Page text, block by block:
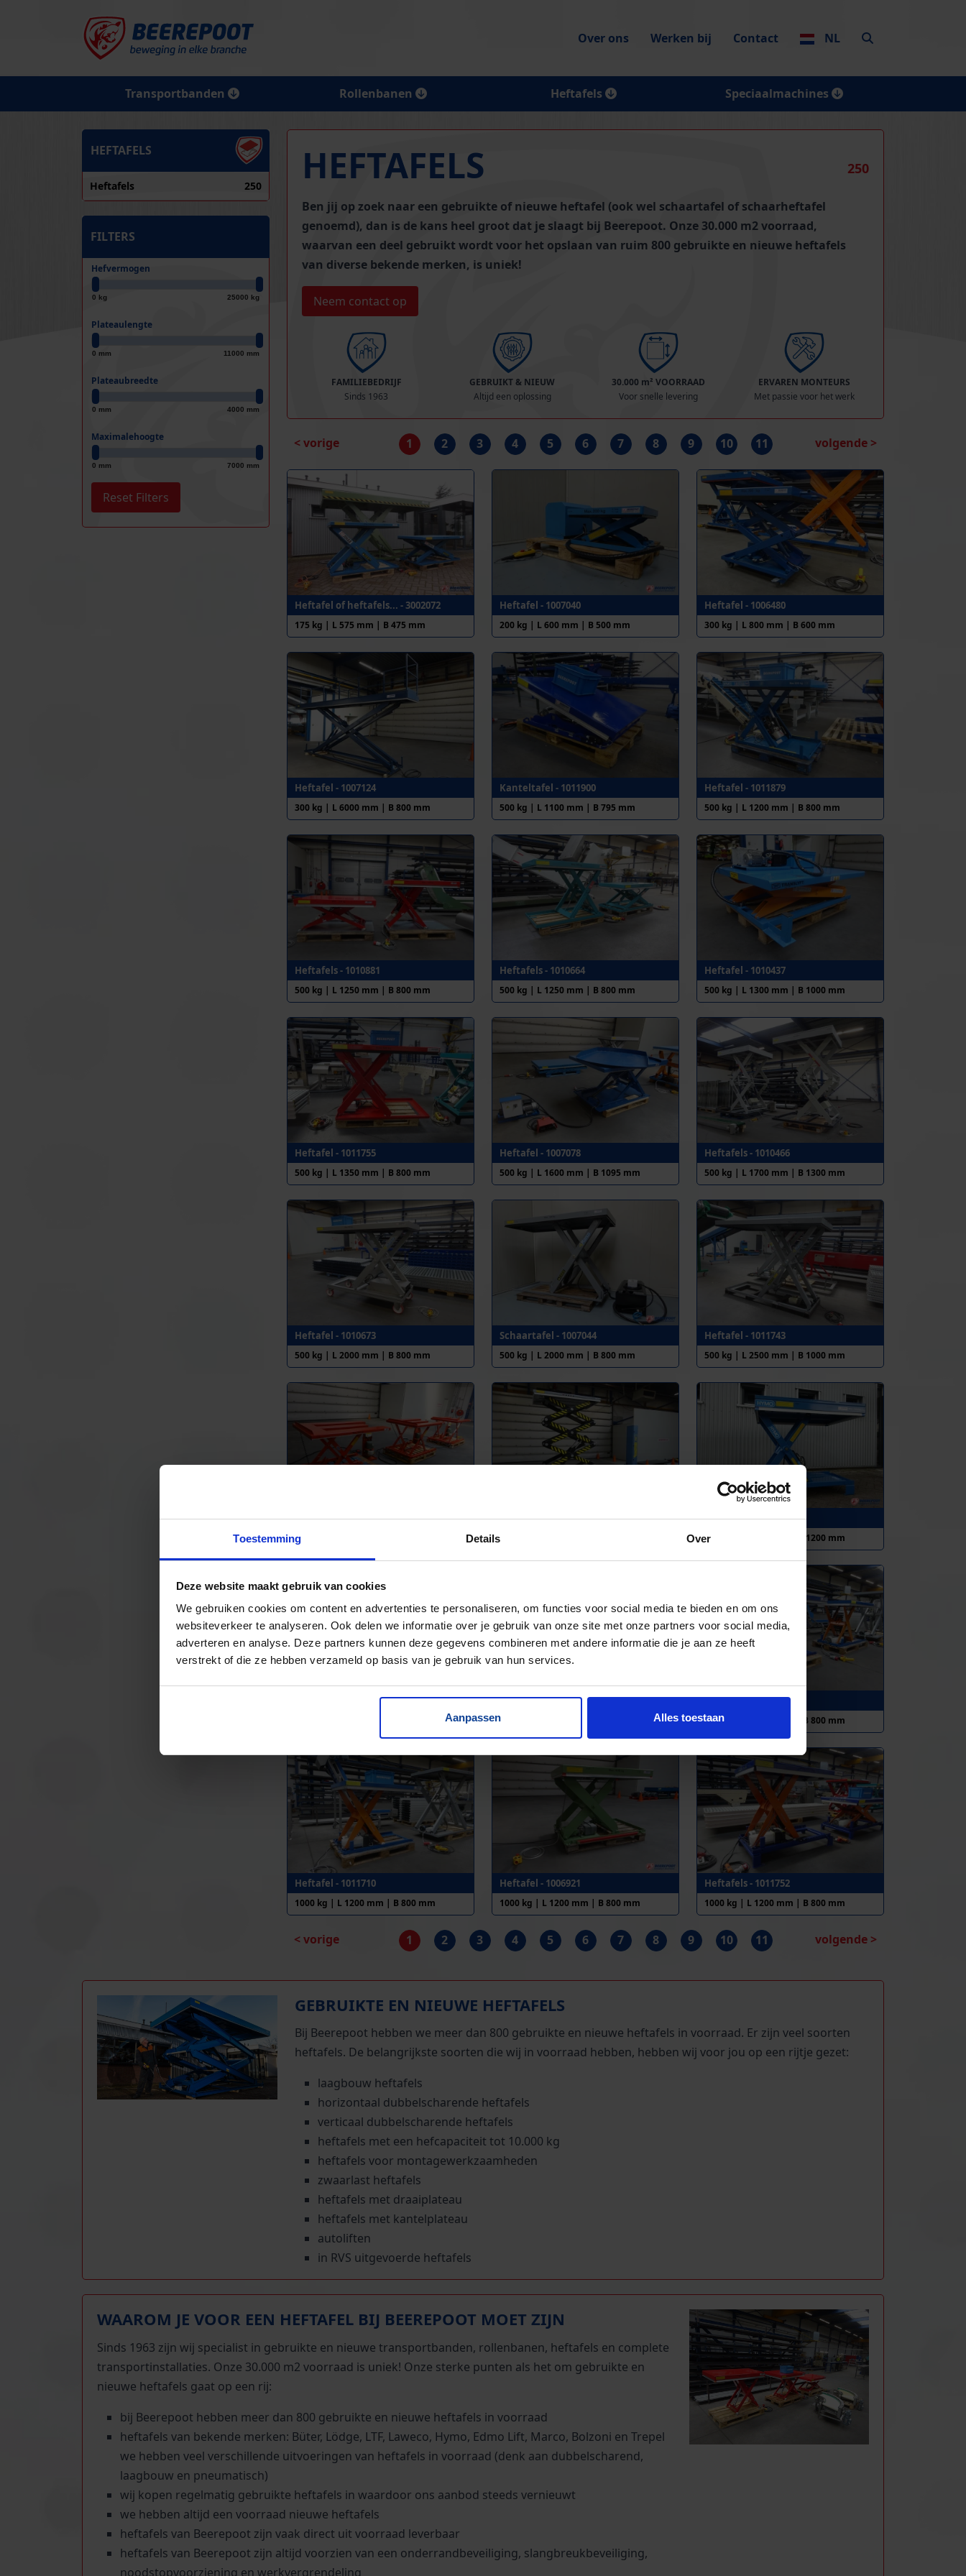
Toestemming Details Over
Deze website maakt gebruik van cookies
We gebruiken cookies om content en advertenties te personaliseren, om functies voor social media te bieden en om ons
websiteverkeer te analyseren. Ook delen we informatie over je gebruik van onze site met onze partners voor social media,
adverteren en analyse. Deze partners kunnen deze gegevens combineren met andere informatie die je aan ze heeft
verstrekt of die ze hebben verzameld op basis van je gebruik van hun services.
Aanpassen Alles toestaan
Over ons Werken bij Contact NL
Transportbanden Rollenbanen Heftafels Speciaalmachines
HEFTAFELS
Heftafels 250
FILTERS
Hefvermogen
0 kg 25000 kg
Plateaulengte
0 mm 11000 mm
Plateaubreedte
0 mm 4000 mm
Maximalehoogte
0 mm 7000 mm
250
HEFTAFELS
Ben jij op zoek naar een gebruikte of nieuwe heftafel (ook wel schaartafel of schaarheftafel
genoemd), dan is de kans heel groot dat je slaagt bij Beerepoot. Onze 30.000 m2 voorraad,
waarvan een deel gebruikt wordt voor het opslaan van ruim 800 gebruikte en nieuwe heftafels
van diverse bekende merken, is uniek!
Neem contact op
FAMILIEBEDRIJF
Sinds 1963
GEBRUIKT & NIEUW
Altijd een oplossing
30.000 m² VOORRAAD
Voor snelle levering
ERVAREN MONTEURS
Met passie voor het werk
< vorige 1 2 3 4 5 6 7 8 9 10 11 volgende >
Heftafel of heftafels... - 3002072
175 kg | L 575 mm | B 475 mm
Heftafel - 1007040
200 kg | L 600 mm | B 500 mm
Heftafel - 1006480
300 kg | L 800 mm | B 600 mm
Heftafel - 1007124
300 kg | L 6000 mm | B 800 mm
Kanteltafel - 1011900
500 kg | L 1100 mm | B 795 mm
Heftafel - 1011879
500 kg | L 1200 mm | B 800 mm
Heftafels - 1010881
500 kg | L 1250 mm | B 800 mm
Heftafels - 1010664
500 kg | L 1250 mm | B 800 mm
Heftafel - 1010437
500 kg | L 1300 mm | B 1000 mm
Heftafel - 1011755
500 kg | L 1350 mm | B 800 mm
Heftafel - 1007078
500 kg | L 1600 mm | B 1095 mm
Heftafels - 1010466
500 kg | L 1700 mm | B 1300 mm
Heftafel - 1010673
500 kg | L 2000 mm | B 800 mm
Schaartafel - 1007044
500 kg | L 2000 mm | B 800 mm
Heftafel - 1011743
500 kg | L 2500 mm | B 1000 mm
Heftafel - 1007417
600 kg | L 1325 mm | B 955 mm
Heftafel - 1006926
800 kg | L 1700 mm | B 1000 mm
Heftafel - 1007048
1000 kg | L 900 mm | B 1200 mm
Heftafels - 1006238 Heftafels - 1011878
1000 kg | L 1200 mm | B 800 mm
Heftafel - 1011711
1000 kg | L 1200 mm | B 800 mm
Heftafel - 1011710
1000 kg | L 1200 mm | B 800 mm
Heftafel - 1006921
1000 kg | L 1200 mm | B 800 mm
Heftafels - 1011752
1000 kg | L 1200 mm | B 800 mm
< vorige 1 2 3 4 5 6 7 8 9 10 11 volgende >
GEBRUIKTE EN NIEUWE HEFTAFELS
Bij Beerepoot hebben we meer dan 800 gebruikte en nieuwe heftafels in voorraad. Er zijn veel soorten
heftafels. De belangrijkste soorten die wij in voorraad hebben, hebben wij voor jou op een rijtje gezet:
laagbouw heftafels
horizontaal dubbelscharende heftafels
verticaal dubbelscharende heftafels
heftafels met een hefcapaciteit tot 10.000 kg
heftafels voor montagewerkzaamheden
zwaarlast heftafels
heftafels met draaiplateau
heftafels met kantelplateau
autoliften
in RVS uitgevoerde heftafels
WAAROM JE VOOR EEN HEFTAFEL BIJ BEEREPOOT MOET ZIJN
Sinds 1963 zijn wij specialist in gebruikte en nieuwe transportbanden, rollenbanen, heftafels en complete
transportinstallaties. Onze 30.000 m2 voorraad is uniek! Onze sterke punten als het om gebruikte en
nieuwe heftafels gaat op een rij:
bij Beerepoot hebben meer dan 800 gebruikte en nieuwe heftafels in voorraad
heftafels van bekende merken: Büter, Lödge, LTF, Laweco, Hymo, Edmo Lift, Marco, Bolzoni en Trepel
we hebben veel verschillende uitvoeringen van heftafels in voorraad (denk aan dubbelscharend,
laagbouw en pneumatisch)
wij kopen regelmatig gebruikte heftafels in waardoor ons aanbod steeds vernieuwt
we hebben altijd een voorraad nieuwe heftafels
heftafels van Beerepoot zijn vaak direct uit voorraad leverbaar
heftafels van Beerepoot zijn altijd voorzien van een onderrandbeveiliging, slangbreukbeveiliging,
noodstopvoorziening en werkvergrendeling